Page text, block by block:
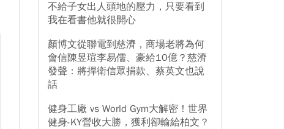
不給子女出人頭地的壓力，只要看到
我在看書他就很開心
顏博文從聯電到慈濟，商場老將為何
會信陳昱瑄李易儒、豪給10億？慈濟
發聲：將捍衛信眾捐款、蔡英文也說
話
健身工廠 vs World Gym大解密！世界
健身-KY營收大勝，獲利卻輸給柏文？